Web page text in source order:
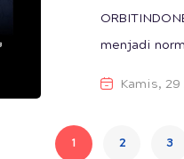
menjadi
Kamis, 29
1 2 3